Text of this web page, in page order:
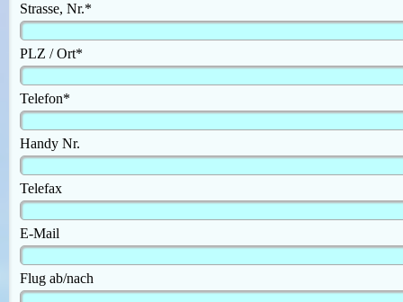
Strasse, Nr.*
PLZ / Ort*
Telefon*
Handy Nr.
Telefax
E-Mail
Flug ab/nach